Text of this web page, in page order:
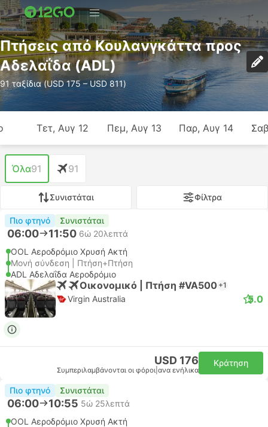
Πτήσεις από Κουλανγκάττα προς
Αδελαΐδα (ADL)
91 ταξίδια (USD 175 – USD 811)
Τετ, Αυγ 12 Πεμ, Αυγ 13 Παρ, Αυγ 14
Όλα91 91
Συνιστάται Φίλτρα
Πιο φτηνό Συνιστάται
06:00 11:50 6ώ 20λεπτά
OOL Αεροδρόμιο Χρυσή Ακτή
Μονή σύνδεση | Πτήση+Πτήση
ADL Αδελαΐδα Αεροδρόμιο
Οικονομικό | Πτήση #VA500 +1
Virgin Australia 5.0
USD 176
Συμπεριλαμβάνονται οι φόροι ανα ενήλικα
Κράτηση
Πιο φτηνό Συνιστάται
06:00 10:55 5ώ 25λεπτά
OOL Αεροδρόμιο Χρυσή Ακτή